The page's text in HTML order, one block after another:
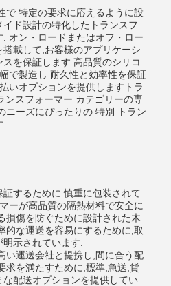
で 特定の要求に応えるように設
ド設計の特化したトランスフ
オン・ロードまたはオフ・ロー
搭載して,お客様のアプリケーシ
を保証します.高品質のシリコ
で製造し 耐久性と効率性を保証
いオプションを提供しますトラ
ンスフォーマー カテゴリーの専
ニーズにぴったりの 特別 トラン
するために 慎重に包装されて
ーが高品質の隔熱材料で安全に
損傷を防ぐために設計された木
的な運送を容易にするために,取
示されています.
い運送会社と提携し,間に合う配
求を満たすために,標準,急送,貨
配送オプションを提供してい